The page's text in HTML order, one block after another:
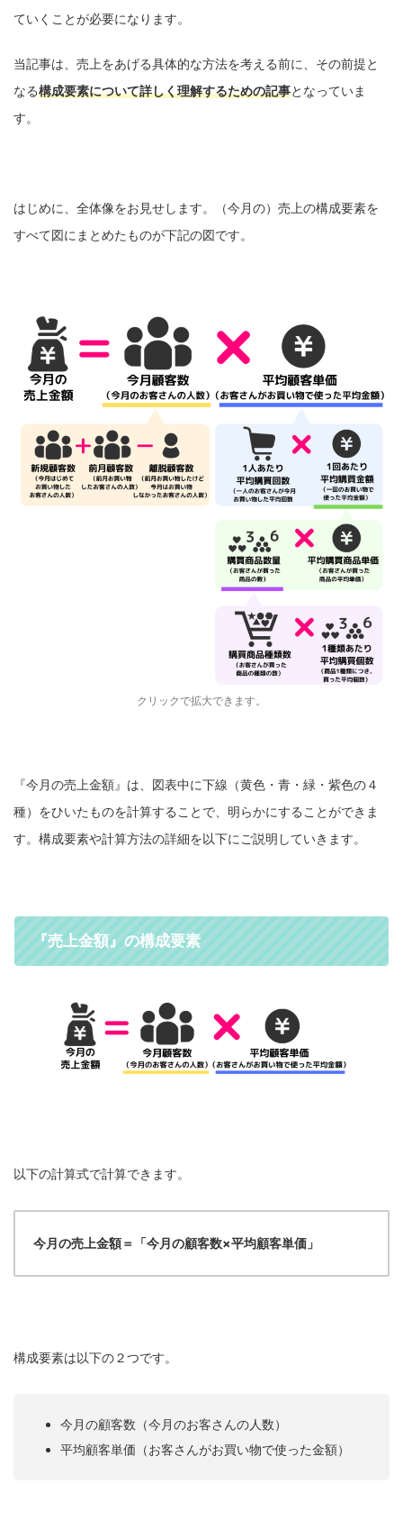
ていくことが必要になります。
当記事は、売上をあげる具体的な方法を考える前に、その前提と
なる構成要素について詳しく理解するための記事となっていま
す。
はじめに、全体像をお見せします。（今月の）売上の構成要素を
すべて図にまとめたものが下記の図です。
クリックで拡大できます。
『今月の売上金額』は、図表中に下線（黄色・青・緑・紫色の４
種）をひいたものを計算することで、明らかにすることができま
す。構成要素や計算方法の詳細を以下にご説明していきます。
『売上金額』の構成要素
以下の計算式で計算できます。
今月の売上金額＝「今月の顧客数×平均顧客単価」
構成要素は以下の２つです。
今月の顧客数（今月のお客さんの人数）
平均顧客単価（お客さんがお買い物で使った金額）